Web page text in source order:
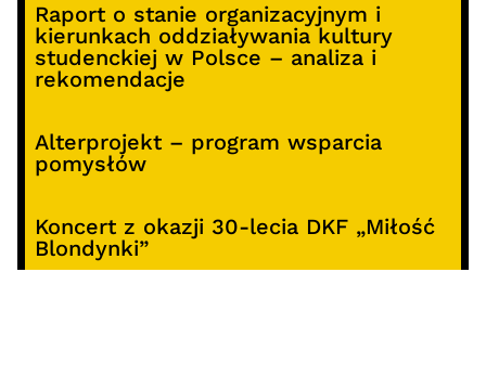
Raport o stanie organizacyjnym i
kierunkach oddziaływania kultury
studenckiej w Polsce – analiza i
rekomendacje
Alterprojekt – program wsparcia
pomysłów
Koncert z okazji 30-lecia DKF „Miłość
Blondynki”